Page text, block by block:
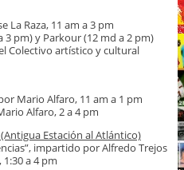
La Raza, 11 am a 3 pm
3 pm) y Parkour (12 md a 2 pm)
Colectivo artístico y cultural
Mario Alfaro, 11 am a 1 pm
Alfaro, 2 a 4 pm
(Antigua Estación al Atlántico)
impartido por Alfredo Trejos
a 4 pm